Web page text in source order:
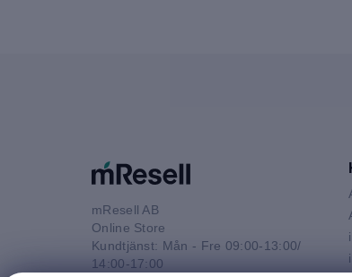
mResell AB
Online Store
Kundtjänst: Mån - Fre 09:00-13:00/
14:00-17:00